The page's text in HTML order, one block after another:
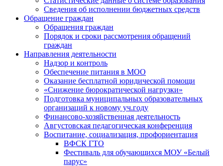
Сведения об исполнении бюджетных средств
Обращение граждан
Обращения граждан
Порядок и сроки рассмотрения обращений
граждан
Направления деятельности
Надзор и контроль
Обеспечение питания в МОО
Оказание бесплатной юридической помощи
«Снижение бюрократической нагрузки»
Подготовка муниципальных образовательных
организаций к новому уч.году
Финансово-хозяйственная деятельность
Августовская педагогическая конференция
Воспитание, социализация, профориентация
ВФСК ГТО
Фестиваль для обучающихся МОУ «Белый
парус»